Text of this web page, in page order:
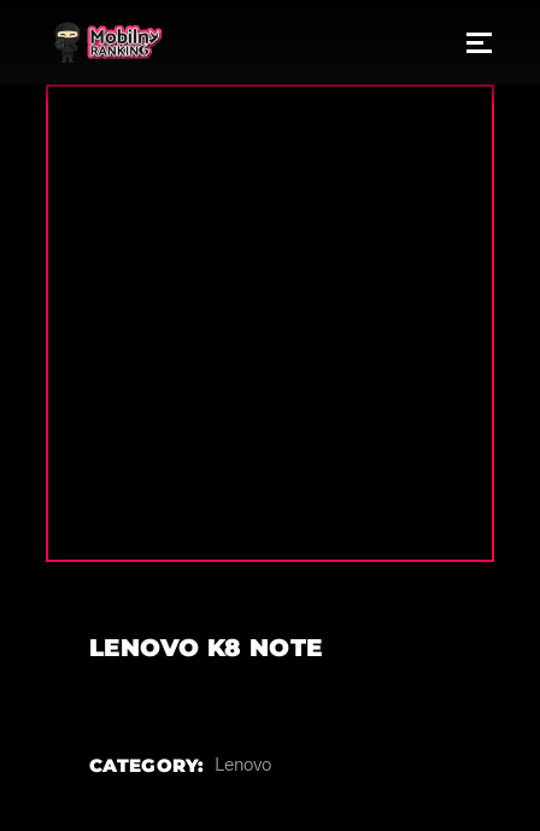
LENOVO K8 NOTE
CATEGORY: Lenovo